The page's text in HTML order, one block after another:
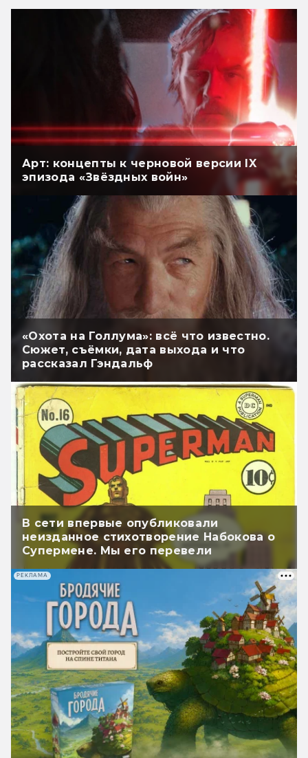
Арт: концепты к черновой версии IX
эпизода «Звёздных войн»
«Охота на Голлума»: всё что известно.
Сюжет, съёмки, дата выхода и что
рассказал Гэндальф
В сети впервые опубликовали
неизданное стихотворение Набокова о
Супермене. Мы его перевели
РЕКЛАМА